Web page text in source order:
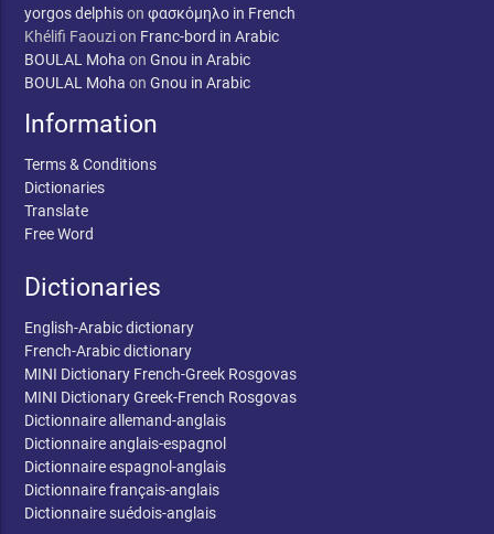
yorgos delphisonφασκόμηλο in French
Khélifi Faouzion Franc-bord in Arabic
BOULAL Moha onGnou in Arabic
BOULAL Moha onGnou in Arabic
Information
Terms & Conditions
Dictionaries
Translate
Free Word
Dictionaries
English-Arabic dictionary
French-Arabic dictionary
MINI Dictionary French-Greek Rosgovas
MINI Dictionary Greek-French Rosgovas
Dictionnaire allemand-anglais
Dictionnaire anglais-espagnol
Dictionnaire espagnol-anglais
Dictionnaire français-anglais
Dictionnaire suédois-anglais